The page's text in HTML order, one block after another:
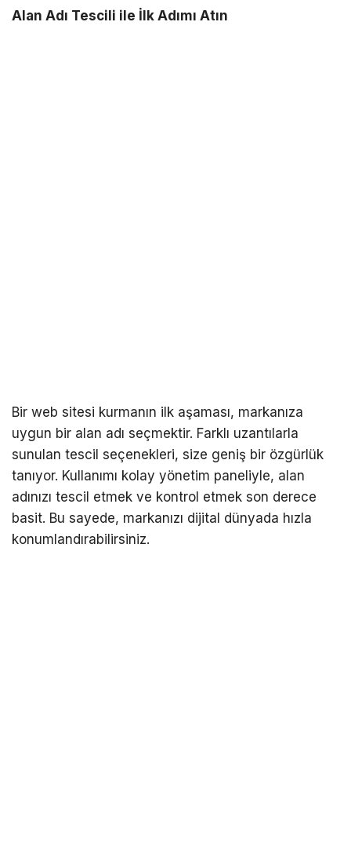
Alan Adı Tescili ile İlk Adımı Atın
Bir web sitesi kurmanın ilk aşaması, markanıza
uygun bir alan adı seçmektir. Farklı uzantılarla
sunulan tescil seçenekleri, size geniş bir özgürlük
tanıyor. Kullanımı kolay yönetim paneliyle, alan
adınızı tescil etmek ve kontrol etmek son derece
basit. Bu sayede, markanızı dijital dünyada hızla
konumlandırabilirsiniz.